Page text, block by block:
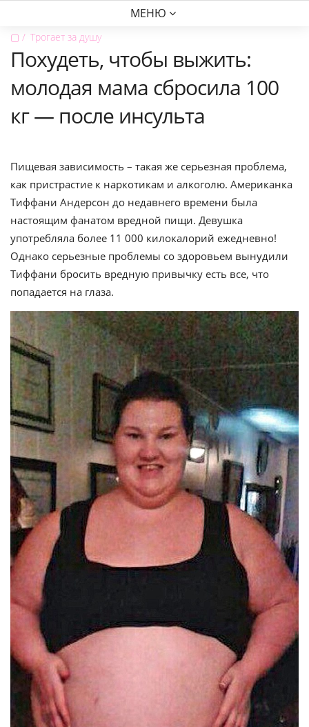
МЕНЮ
▢ Трогает за душу
Похудеть, чтобы выжить:
молодая мама сбросила 100
кг — после инсульта
Пищевая зависимость – такая же серьезная проблема,
как пристрастие к наркотикам и алкоголю. Американка
Тиффани Андерсон до недавнего времени была
настоящим фанатом вредной пищи. Девушка
употребляла более 11 000 килокалорий ежедневно!
Однако серьезные проблемы со здоровьем вынудили
Тиффани бросить вредную привычку есть все, что
попадается на глаза.